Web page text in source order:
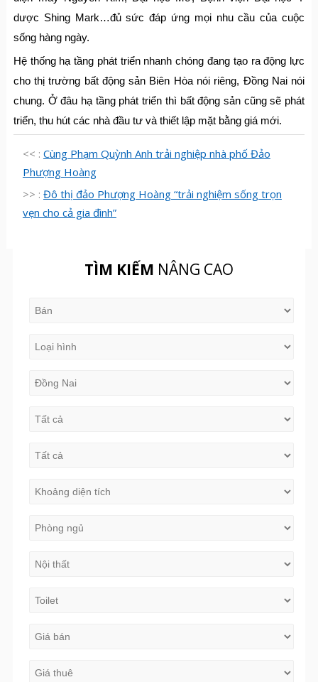
dược Shing Mark…đủ sức đáp ứng mọi nhu cầu của cuộc
sống hàng ngày.
Hệ thống hạ tầng phát triển nhanh chóng đang tạo ra động lực
cho thị trường bất động sản Biên Hòa nói riêng, Đồng Nai nói
chung. Ở đâu hạ tầng phát triển thì bất động sản cũng sẽ phát
triển, thu hút các nhà đầu tư và thiết lập mặt bằng giá mới.
<< : Cùng Phạm Quỳnh Anh trải nghiệp nhà phố Đảo
Phượng Hoàng
>> : Đô thị đảo Phượng Hoàng “trải nghiệm sống trọn
vẹn cho cả gia đình”
TÌM KIẾM NÂNG CAO